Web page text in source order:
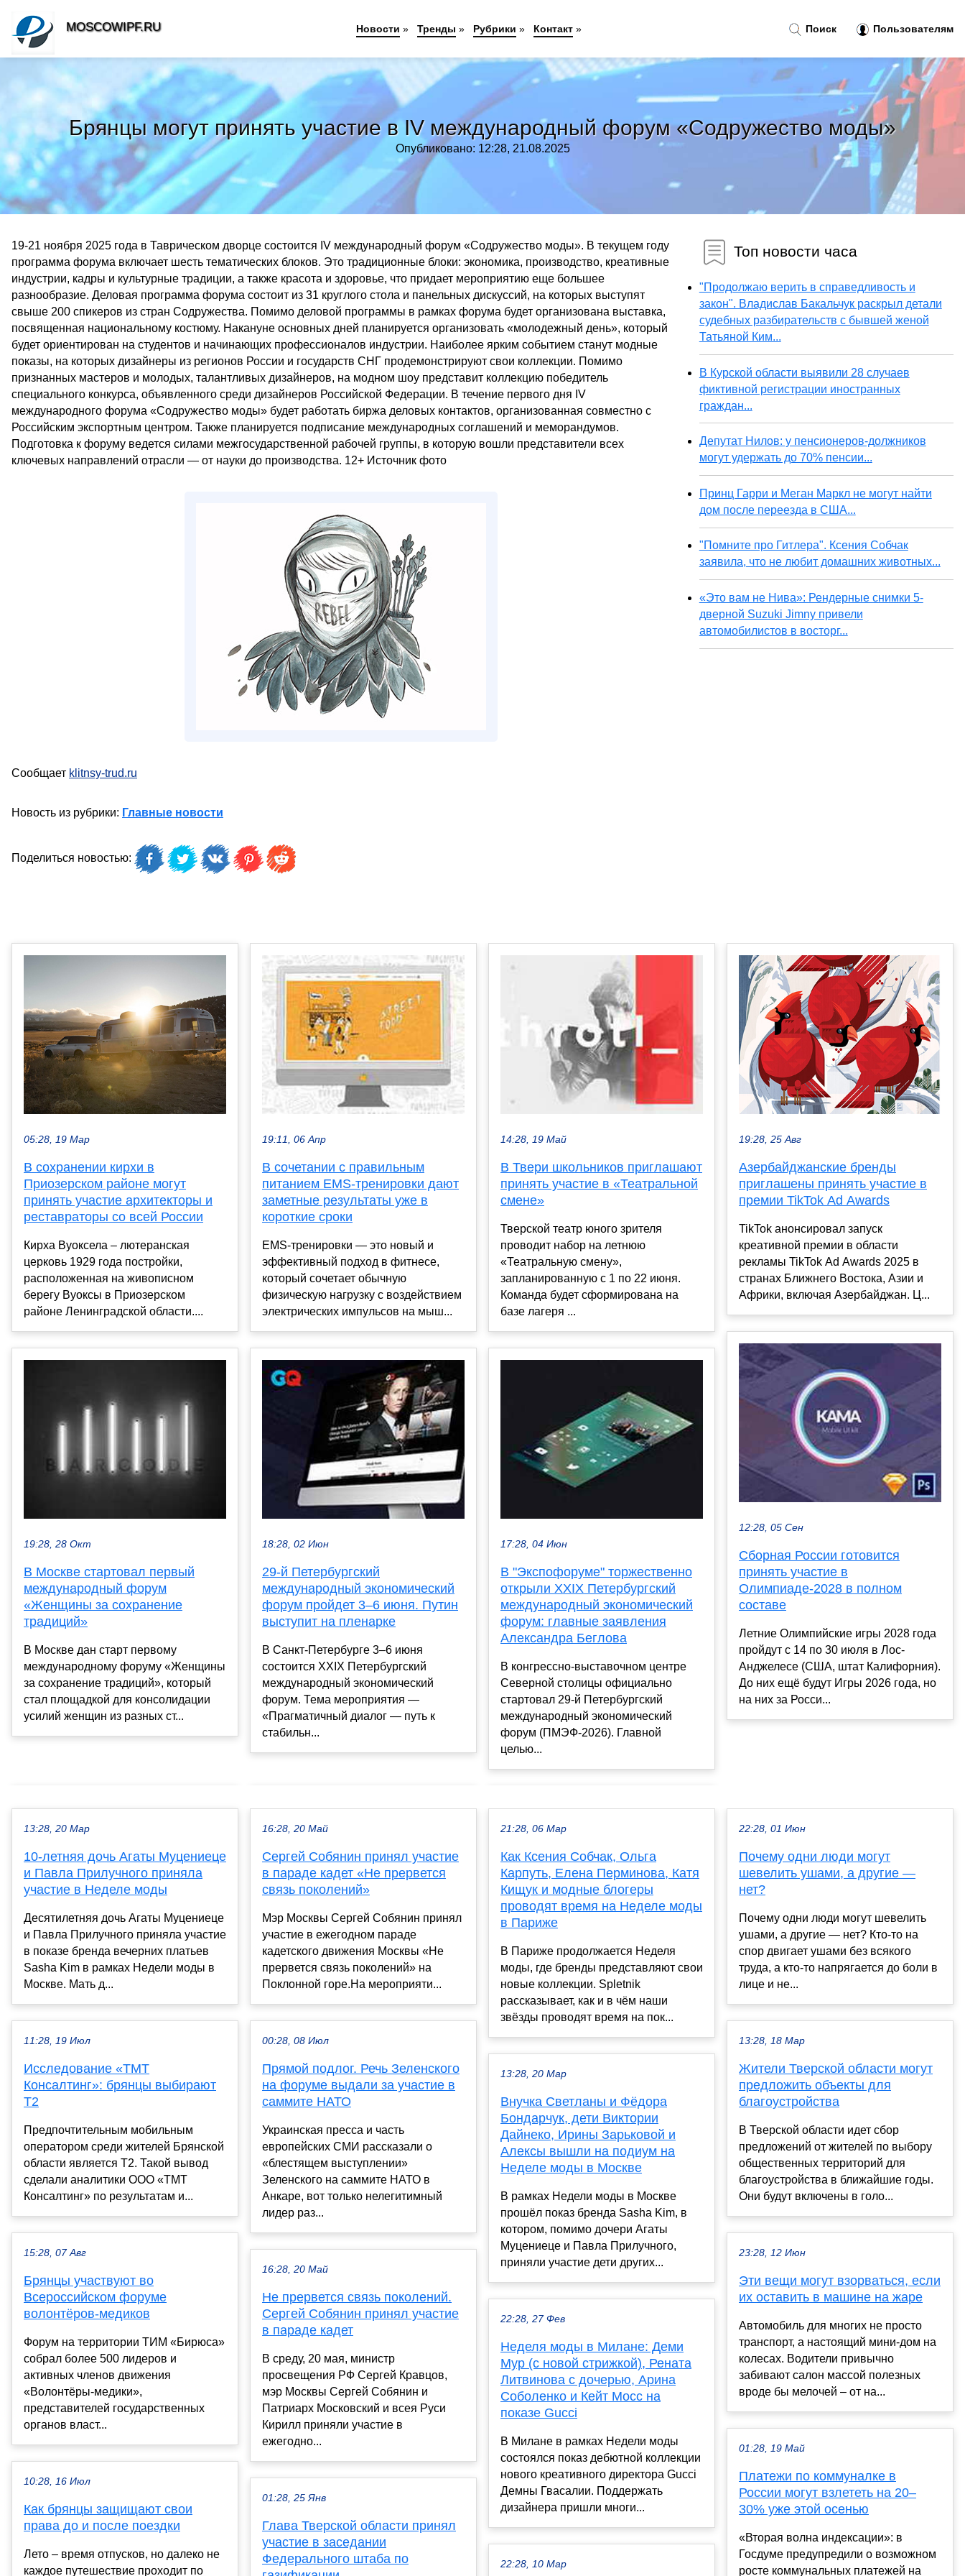
Брянцы могут принять участие в IV международный форум «Содружество моды»
Опубликовано: 12:28, 21.08.2025
19-21 ноября 2025 года в Таврическом дворце состоится IV международный форум «Содружество моды». В текущем году
программа форума включает шесть тематических блоков. Это традиционные блоки: экономика, производство, креативные
индустрии, кадры и культурные традиции, а также красота и здоровье, что придает мероприятию еще большее
разнообразие. Деловая программа форума состоит из 31 круглого стола и панельных дискуссий, на которых выступят
свыше 200 спикеров из стран Содружества. Помимо деловой программы в рамках форума будет организована выставка,
посвященная национальному костюму. Накануне основных дней планируется организовать «молодежный день», который
будет ориентирован на студентов и начинающих профессионалов индустрии. Наиболее ярким событием станут модные
показы, на которых дизайнеры из регионов России и государств СНГ продемонстрируют свои коллекции. Помимо
признанных мастеров и молодых, талантливых дизайнеров, на модном шоу представит коллекцию победитель
специального конкурса, объявленного среди дизайнеров Российской Федерации. В течение первого дня IV
международного форума «Содружество моды» будет работать биржа деловых контактов, организованная совместно с
Российским экспортным центром. Также планируется подписание международных соглашений и меморандумов.
Подготовка к форуму ведется силами межгосударственной рабочей группы, в которую вошли представители всех
ключевых направлений отрасли — от науки до производства. 12+ Источник фото
Сообщает klitnsy-trud.ru
Новость из рубрики: Главные новости
Поделиться новостью:
Топ новости часа
"Продолжаю верить в справедливость и
закон". Владислав Бакальчук раскрыл детали
судебных разбирательств с бывшей женой
Татьяной Ким...
В Курской области выявили 28 случаев
фиктивной регистрации иностранных
граждан...
Депутат Нилов: у пенсионеров-должников
могут удержать до 70% пенсии...
Принц Гарри и Меган Маркл не могут найти
дом после переезда в США...
"Помните про Гитлера". Ксения Собчак
заявила, что не любит домашних животных...
«Это вам не Нива»: Рендерные снимки 5-
дверной Suzuki Jimny привели
автомобилистов в восторг...
05:28, 19 Мар
В сохранении кирхи в
Приозерском районе могут
принять участие архитекторы и
реставраторы со всей России
Кирха Вуоксела – лютеранская
церковь 1929 года постройки,
расположенная на живописном
берегу Вуоксы в Приозерском
районе Ленинградской области....
19:28, 28 Окт
В Москве стартовал первый
международный форум
«Женщины за сохранение
традиций»
В Москве дан старт первому
международному форуму «Женщины
за сохранение традиций», который
стал площадкой для консолидации
усилий женщин из разных ст...
19:11, 06 Апр
В сочетании с правильным
питанием EMS-тренировки дают
заметные результаты уже в
короткие сроки
EMS-тренировки — это новый и
эффективный подход в фитнесе,
который сочетает обычную
физическую нагрузку с воздействием
электрических импульсов на мыш...
18:28, 02 Июн
29-й Петербургский
международный экономический
форум пройдет 3–6 июня. Путин
выступит на пленарке
В Санкт-Петербурге 3–6 июня
состоится XXIX Петербургский
международный экономический
форум. Тема мероприятия —
«Прагматичный диалог — путь к
стабильн...
14:28, 19 Май
В Твери школьников приглашают
принять участие в «Театральной
смене»
Тверской театр юного зрителя
проводит набор на летнюю
«Театральную смену»,
запланированную с 1 по 22 июня.
Команда будет сформирована на
базе лагеря ...
17:28, 04 Июн
В "Экспофоруме" торжественно
открыли XXIX Петербургский
международный экономический
форум: главные заявления
Александра Беглова
В конгрессно-выставочном центре
Северной столицы официально
стартовал 29-й Петербургский
международный экономический
форум (ПМЭФ-2026). Главной
целью...
19:28, 25 Авг
Азербайджанские бренды
приглашены принять участие в
премии TikTok Ad Awards
TikTok анонсировал запуск
креативной премии в области
рекламы TikTok Ad Awards 2025 в
странах Ближнего Востока, Азии и
Африки, включая Азербайджан. Ц...
12:28, 05 Сен
Сборная России готовится
принять участие в
Олимпиаде-2028 в полном
составе
Летние Олимпийские игры 2028 года
пройдут с 14 по 30 июля в Лос-
Анджелесе (США, штат Калифорния).
До них ещё будут Игры 2026 года, но
на них за Росси...
13:28, 20 Мар
10-летняя дочь Агаты Муцениеце
и Павла Прилучного приняла
участие в Неделе моды
Десятилетняя дочь Агаты Муцениеце
и Павла Прилучного приняла участие
в показе бренда вечерних платьев
Sasha Kim в рамках Недели моды в
Москве. Мать д...
11:28, 19 Июл
Исследование «ТМТ
Консалтинг»: брянцы выбирают
Т2
Предпочтительным мобильным
оператором среди жителей Брянской
области является T2. Такой вывод
сделали аналитики ООО «ТМТ
Консалтинг» по результатам и...
15:28, 07 Авг
Брянцы участвуют во
Всероссийском форуме
волонтёров-медиков
Форум на территории ТИМ «Бирюса»
собрал более 500 лидеров и
активных членов движения
«Волонтёры‑медики»,
представителей государственных
органов власт...
10:28, 16 Июл
Как брянцы защищают свои
права до и после поездки
Лето – время отпусков, но далеко не
каждое путешествие проходит по
16:28, 20 Май
Сергей Собянин принял участие
в параде кадет «Не прервется
связь поколений»
Мэр Москвы Сергей Собянин принял
участие в ежегодном параде
кадетского движения Москвы «Не
прервется связь поколений» на
Поклонной горе.На мероприяти...
00:28, 08 Июл
Прямой подлог. Речь Зеленского
на форуме выдали за участие в
саммите НАТО
Украинская пресса и часть
европейских СМИ рассказали о
«блестящем выступлении»
Зеленского на саммите НАТО в
Анкаре, вот только нелегитимный
лидер раз...
16:28, 20 Май
Не прервется связь поколений.
Сергей Собянин принял участие
в параде кадет
В среду, 20 мая, министр
просвещения РФ Сергей Кравцов,
мэр Москвы Сергей Собянин и
Патриарх Московский и всея Руси
Кирилл приняли участие в
ежегодно...
01:28, 25 Янв
Глава Тверской области принял
участие в заседании
Федерального штаба по
21:28, 06 Мар
Как Ксения Собчак, Ольга
Карпуть, Елена Перминова, Катя
Кищук и модные блогеры
проводят время на Неделе моды
в Париже
В Париже продолжается Неделя
моды, где бренды представляют свои
новые коллекции. Spletnik
рассказывает, как и в чём наши
звёзды проводят время на пок...
13:28, 20 Мар
Внучка Светланы и Фёдора
Бондарчук, дети Виктории
Дайнеко, Ирины Зарьковой и
Алексы вышли на подиум на
Неделе моды в Москве
В рамках Недели моды в Москве
прошёл показ бренда Sasha Kim, в
котором, помимо дочери Агаты
Муцениеце и Павла Прилучного,
приняли участие дети других...
22:28, 27 Фев
Неделя моды в Милане: Деми
Мур (с новой стрижкой), Рената
Литвинова с дочерью, Арина
Соболенко и Кейт Мосс на
показе Gucci
В Милане в рамках Недели моды
состоялся показ дебютной коллекции
нового креативного директора Gucci
Демны Гвасалии. Поддержать
дизайнера пришли многи...
22:28, 10 Мар
22:28, 01 Июн
Почему одни люди могут
шевелить ушами, а другие —
нет?
Почему одни люди могут шевелить
ушами, а другие — нет? Кто-то на
спор двигает ушами без всякого
труда, а кто-то напрягается до боли в
лице и не...
13:28, 18 Мар
Жители Тверской области могут
предложить объекты для
благоустройства
В Тверской области идет сбор
предложений от жителей по выбору
общественных территорий для
благоустройства в ближайшие годы.
Они будут включены в голо...
23:28, 12 Июн
Эти вещи могут взорваться, если
их оставить в машине на жаре
Автомобиль для многих не просто
транспорт, а настоящий мини-дом на
колесах. Водители привычно
забивают салон массой полезных
вроде бы мелочей – от на...
01:28, 19 Май
Платежи по коммуналке в
России могут взлететь на 20–
30% уже этой осенью
«Вторая волна индексации»: в
Госдуме предупредили о возможном
росте коммунальных платежей на
Поиск Пользователям
MOSCOWIPF.RU Новости » Тренды » Рубрики » Контакт »